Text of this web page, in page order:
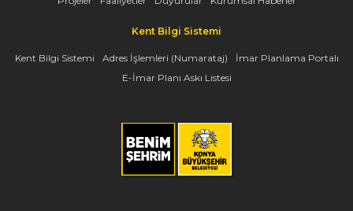
Kent Bilgi Sistemi
Kent Bilgi Sistemi Adres İşlemleri (Numarataj)
İmar Planlama Portalı
E-İmar Planı Askı Listesi